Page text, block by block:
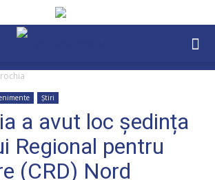
Știri
a avut loc ședința
Regional pentru
(CRD) Nord